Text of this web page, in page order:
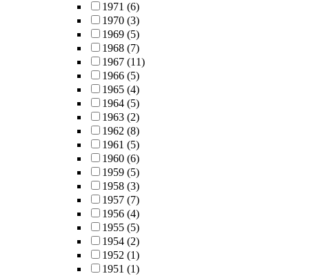
1971 (6)
1970 (3)
1969 (5)
1968 (7)
1967 (11)
1966 (5)
1965 (4)
1964 (5)
1963 (2)
1962 (8)
1961 (5)
1960 (6)
1959 (5)
1958 (3)
1957 (7)
1956 (4)
1955 (5)
1954 (2)
1952 (1)
1951 (1)